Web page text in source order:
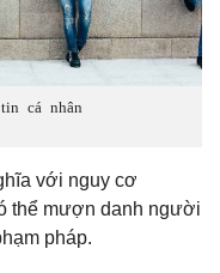
cá nhân
với nguy cơ
thể mượn danh người
pháp.